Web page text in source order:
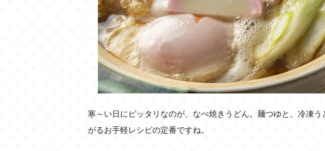
寒～い日にピッタリなのが、なべ焼きうどん。麺つゆと、冷凍
がるお手軽レシピの定番ですね。